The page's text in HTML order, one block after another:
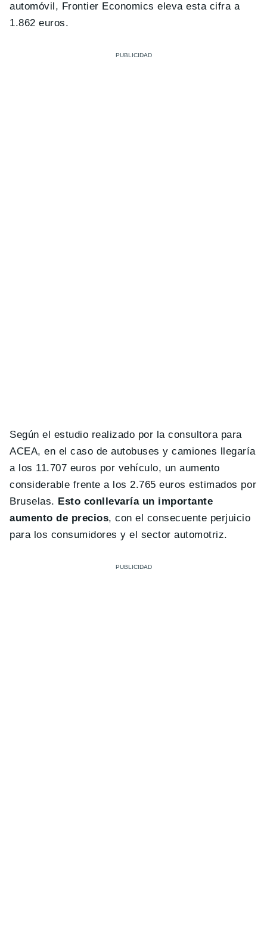
automóvil, Frontier Economics eleva esta cifra a
1.862 euros.
Según el estudio realizado por la consultora para
ACEA, en el caso de autobuses y camiones llegaría
a los 11.707 euros por vehículo, un aumento
considerable frente a los 2.765 euros estimados por
Bruselas. Esto conllevaría un importante
aumento de precios, con el consecuente perjuicio
para los consumidores y el sector automotriz.